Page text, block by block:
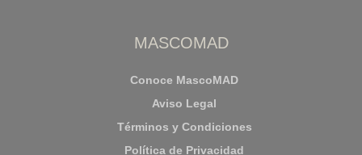
MASCOMAD
Conoce MascoMAD
Aviso Legal
Términos y Condiciones
Política de Privacidad